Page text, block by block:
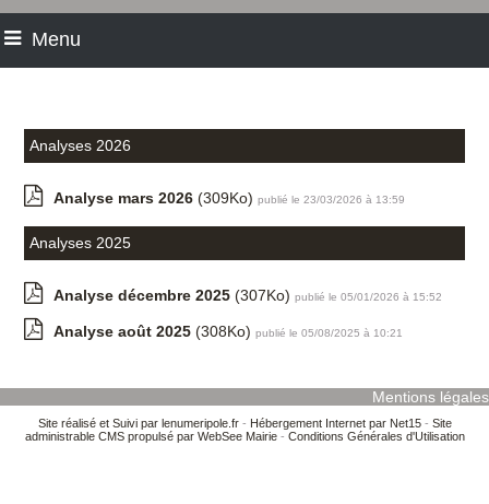
Menu
Analyses 2026
Analyse mars 2026 (309Ko)publié le 23/03/2026 à 13:59
Analyses 2025
Analyse décembre 2025 (307Ko)publié le 05/01/2026 à 15:52
Analyse août 2025 (308Ko)publié le 05/08/2025 à 10:21
Mentions légales
Site réalisé et Suivi par lenumeripole.fr- Hébergement Internet par Net15- Site
administrable CMS propulsé par WebSee Mairie- Conditions Générales d'Utilisation